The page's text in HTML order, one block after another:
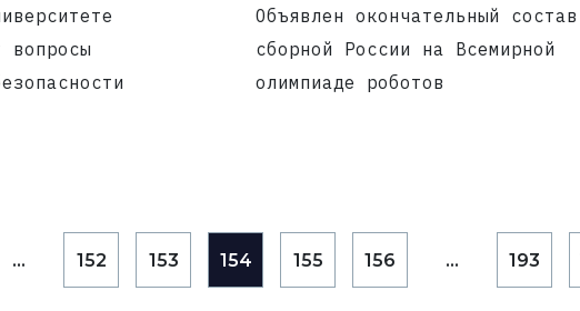
вопросы
Объявлен окончательный состав
сборной России на Всемирной
олимпиаде роботов
... 152 153 154 155 156 ... 193